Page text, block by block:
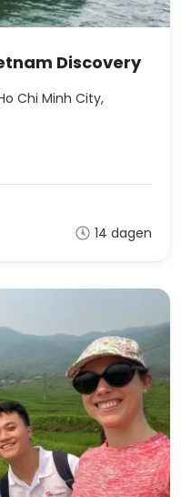
Discovery
Chi Minh City,
14 dagen